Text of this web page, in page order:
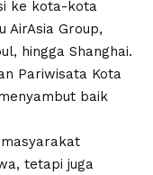
ke kota-kota
AirAsia Group,
hingga Shanghai.
Pariwisata Kota
baik
tetapi juga